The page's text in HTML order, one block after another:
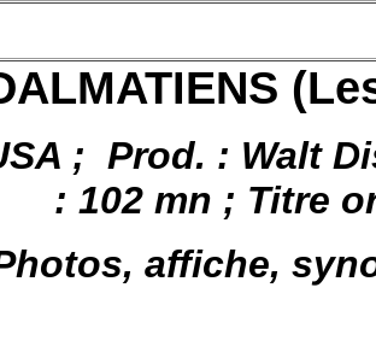
; Prod. : Walt
: 102 mn ; Titre
affiche,